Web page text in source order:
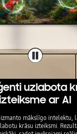
uzlabota
ar AI
mākslīgo intelektu,
krāsu izteiksmi.